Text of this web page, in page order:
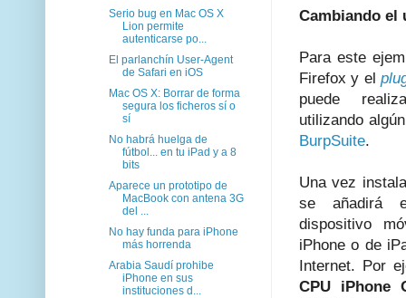
Cambiando el
Para este
Firefox y el
puede
utilizando
BurpSuite.
Una vez
se añadirá
dispositivo
iPhone o de
Internet. Por
CPU iPhone
Serio bug en Mac OS X
Lion permite
autenticarse po...
El parlanchín User-Agent
de Safari en iOS
Mac OS X: Borrar de forma
segura los ficheros sí o
sí
No habrá huelga de
fútbol... en tu iPad y a 8
bits
Aparece un prototipo de
MacBook con antena 3G
del ...
No hay funda para iPhone
más horrenda
Arabia Saudí prohibe
iPhone en sus
instituciones d...